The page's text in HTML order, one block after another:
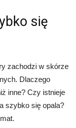
się
zachodzi w skórze
Dlaczego
inne? Czy istnieje
szybko się opala?